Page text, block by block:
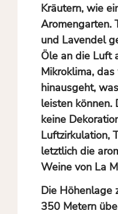
Kräutern, wie
Aromengarten.
und Lavendel
Öle an die Luft
Mikroklima,
hinausgeht,
leisten können.
keine
Luftzirkulation,
letztlich die
Weine von La
Die Höhenlage
350 Metern